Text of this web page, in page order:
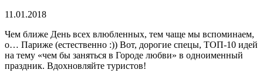
11.01.2018
Чем ближе День всех влюбленных, тем чаще мы вспоминаем,
о… Париже (естественно :)) Вот, дорогие спецы, ТОП-10 идей
на тему «чем бы заняться в Городе любви» в одноименный
праздник. Вдохновляйте туристов!